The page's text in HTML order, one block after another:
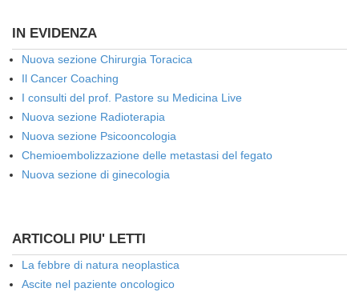
IN EVIDENZA
Nuova sezione Chirurgia Toracica
Il Cancer Coaching
I consulti del prof. Pastore su Medicina Live
Nuova sezione Radioterapia
Nuova sezione Psicooncologia
Chemioembolizzazione delle metastasi del fegato
Nuova sezione di ginecologia
ARTICOLI PIU' LETTI
La febbre di natura neoplastica
Ascite nel paziente oncologico